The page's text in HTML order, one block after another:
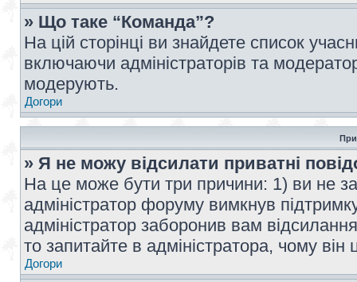
» Що таке “Команда”?
На цій сторінці ви знайдете список
включаючи адміністраторів та
модерують.
Догори
» Я не можу відсилати приватні
На це може бути три причини: 1) ви не
адміністратор форуму вимкнув
адміністратор заборонив вам
то запитайте в адміністратора, чому він
Догори